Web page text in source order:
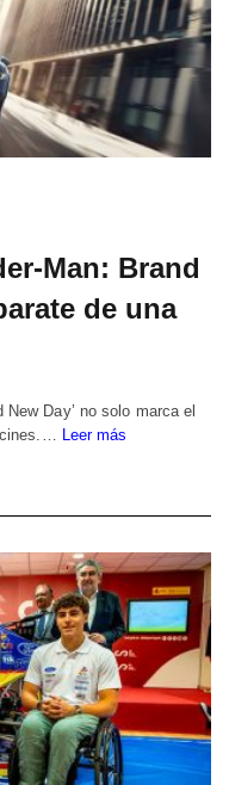
Man: Brand
de una
New Day’ no solo marca el
Leer más